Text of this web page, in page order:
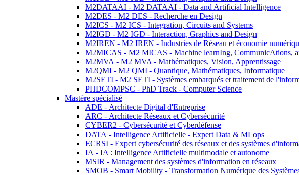
M2DATAAI - M2 DATAAI - Data and Artificial Intelligence
M2DES - M2 DES - Recherche en Design
M2ICS - M2 ICS - Integration, Circuits and Systems
M2IGD - M2 IGD - Interaction, Graphics and Design
M2IREN - M2 IREN - Industries de Réseau et économie
M2MICAS - M2 MICAS - Machine learnIng, CommunicAtions,
M2MVA - M2 MVA - Mathématiques, Vision, Apprentissage
M2QMI - M2 QMI - Quantique, Mathématiques, Informatique
M2SETI - M2 SETI - Systèmes embarqués et traitement de
PHDCOMPSC - PhD Track - Computer Science
Mastère spécialisé
ADE - Architecte Digital d'Entreprise
ARC - Architecte Réseaux et Cybersécurité
CYBER2 - Cybersécurité et Cyberdéfense
DATA - Intelligence Artificielle - Expert Data & MLops
ECRSI - Expert cybersécurité des réseaux et des systèmes
IA - IA : Intelligence Artificielle multimodale et autonome
MSIR - Management des systèmes d'information en réseaux
SMOB - Smart Mobility - Transformation Numérique des